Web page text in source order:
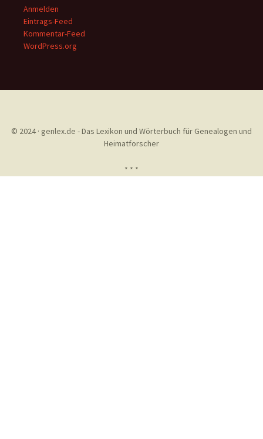
Anmelden
Eintrags-Feed
Kommentar-Feed
WordPress.org
© 2024 · genlex.de - Das Lexikon und Wörterbuch für Genealogen und
Heimatforscher
* * *